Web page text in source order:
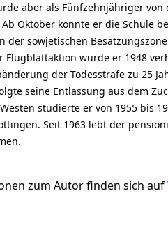
aber als Fünfzehnjähriger von
Oktober konnte er die Schule
der sowjetischen
Flugblattaktion wurde er 1948
der Todesstrafe zu 25
seine Entlassung aus dem
studierte er von 1955 bis
Seit 1963 lebt der
zum Autor finden sich auf